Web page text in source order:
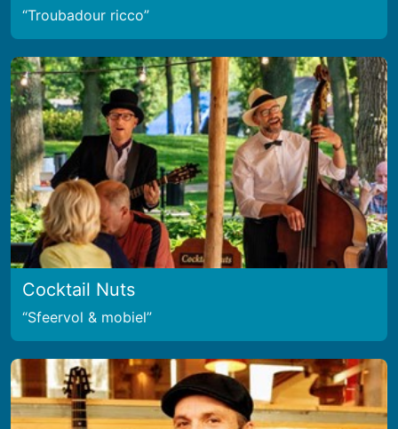
Troubadour ricco
Cocktail Nuts
Sfeervol & mobiel